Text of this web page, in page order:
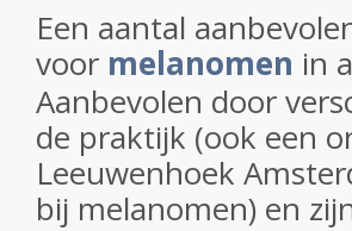
Een aantal
voor melanomen in
Aanbevolen door
de praktijk (ook een
Leeuwenhoek
bij melanomen) en